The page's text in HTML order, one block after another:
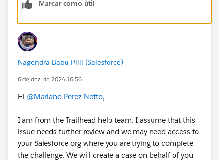
Marcar como útil
Nagendra Babu Pilli (Salesforce)
6 de dez. de 2024 16:56
Hi @Mariano Perez Netto,
I am from the Trailhead help team. I assume that this
issue needs further review and we may need access to
your Salesforce org where you are trying to complete
the challenge. We will create a case on behalf of you